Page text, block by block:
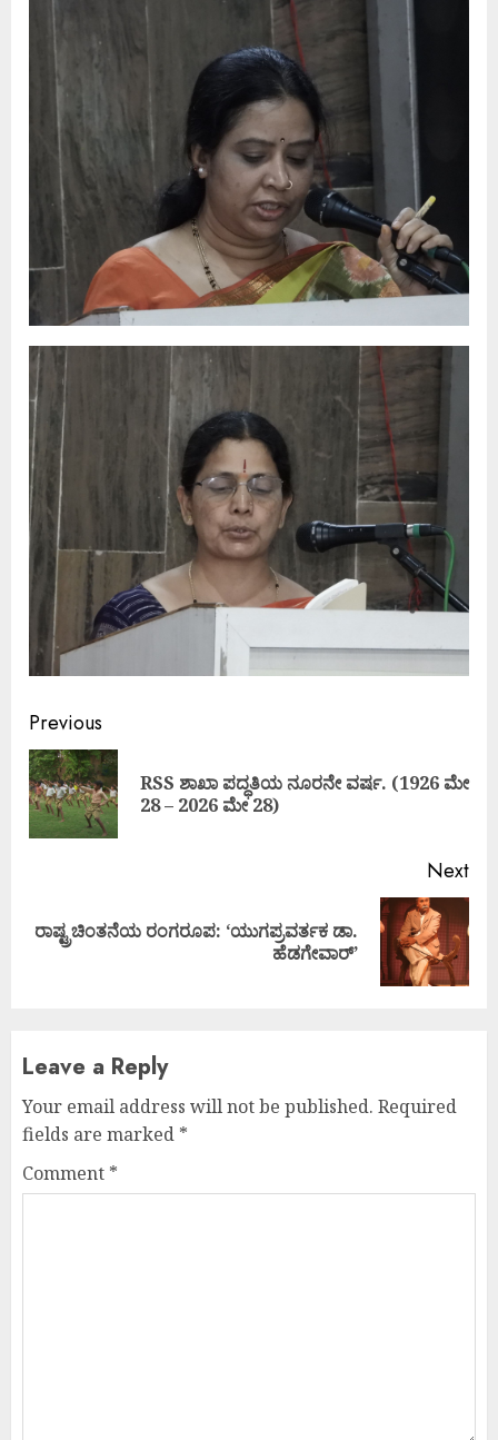
Continue
Reading
Previous
RSS ಶಾಖಾ ಪದ್ಧತಿಯ ನೂರನೇ ವರ್ಷ. (1926 ಮೇ
28 – 2026 ಮೇ 28)
Next
Next
ರಾಷ್ಟ್ರಚಿಂತನೆಯ ರಂಗರೂಪ: ‘ಯುಗಪ್ರವರ್ತಕ ಡಾ.
ಹೆಡಗೇವಾರ್’
Leave a Reply
Your email address will not be published. Required
fields are marked *
Comment *